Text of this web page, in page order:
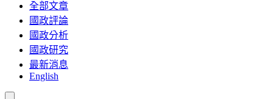
全部文章
國政評論
國政分析
國政研究
最新消息
English